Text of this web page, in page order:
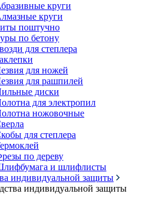
круги
круги
поштучно
по бетону
для степлера
для ножей
для рашпилей
диски
для электропил
ножовочные
для степлера
по дереву
и шлифлисты
индивидуальной защиты
индивидуальной защиты